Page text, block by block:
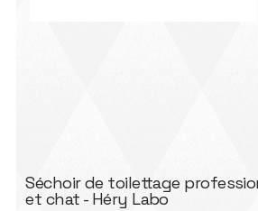
Séchoir de toilettage
et chat - Héry Labo